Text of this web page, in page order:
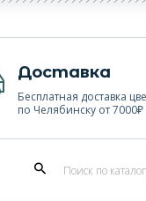
Доставка
Бесплатная доставка
по Челябинску от 7000₽